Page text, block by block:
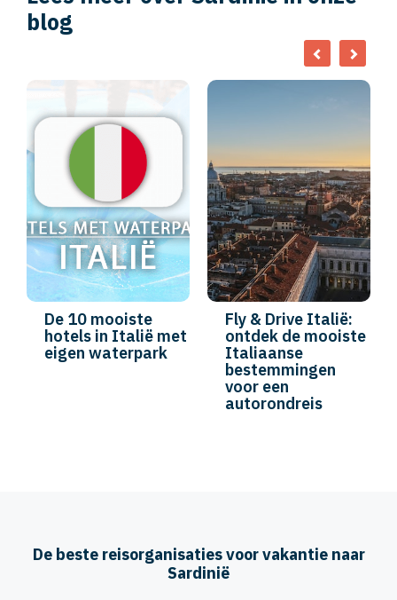
blog
De 10 mooiste
hotels in Italië met
eigen waterpark
Fly & Drive Italië:
ontdek de mooiste
Italiaanse
bestemmingen
voor een
autorondreis
De beste reisorganisaties voor vakantie naar
Sardinië